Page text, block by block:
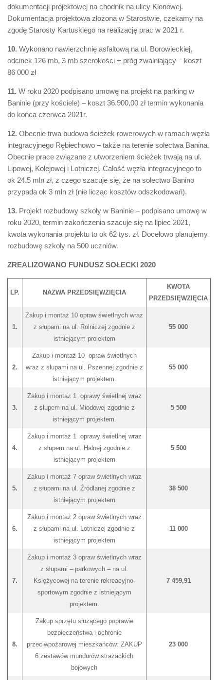
dokumentacji projektowej na chodnik na ulicy Klonowej.
Dokumentacja projektowa złożona w Starostwie, czekamy na
zgodę Starosty Kartuskiego na realizację prac w 2021 r.
10. Wykonano nawierzchnię asfaltową na ul. Borowieckiej,
odcinek 126 mb, 3 mb szerokości + próg zwalniający – koszt
86 000 zł
11. W roku 2020 podpisano umowę na projekt na parking w
Baninie (przy kościele) – koszt 36.900,00 zł termin wykonania
do końca czerwca 2021r.
12. Obecnie trwa budowa ścieżek rowerowych w ramach węzła
integracyjnego Rębiechowo – także na terenie sołectwa Banina.
Obecnie prace związane z utworzeniem ścieżek trwają na ul.
Lipowej, Kolejowej i Lotniczej. Całość węzła integracyjnego to
ok 24.5 mln zł, z czego szacuje się, że na sołectwo Banino
przypada ok 3 mln zł (nie licząc kosztów odszkodowań).
13. Projekt rozbudowy szkoły w Baninie – podpisano umowę w
roku 2020, termin zakończenia szacuje się na lipiec 2021,
kwota wykonania projektu to ok 62 tys. zł. Docelowo planujemy
rozbudowę szkoły na 500 uczniów.
ZREALIZOWANO FUNDUSZ SOŁECKI 2020
LP. NAZWA PRZEDSIĘWZIĘCIA
KWOTA
PRZEDSIĘWZIĘCIA
1.
Zakup i montaż 10 opraw świetlnych wraz
z słupami na ul. Rolniczej zgodnie z
istniejącym projektem
55 000
2.
Zakup i montaż 10 opraw świetlnych
wraz z słupami na ul. Pszennej zgodnie z
istniejącym projektem.
55 000
3.
Zakup i montaż 1 oprawy świetlnej wraz
z słupem na ul. Miodowej zgodnie z
istniejącym projektem.
5 500
4.
Zakup i montaż 1 oprawy świetlnej wraz
z słupem na ul. Halnej zgodnie z
istniejącym projektem
5 500
5.
Zakup i montaż 7 opraw świetlnych wraz
z słupami na ul. Źródlanej zgodnie z
istniejącym projektem
38 500
6.
Zakup i montaż 2 opraw świetlnych wraz
z słupami na ul. Lotniczej zgodnie z
istniejącym projektem
11 000
7.
Zakup i montaż 3 opraw świetlnych wraz
z słupami – parkowych – na ul.
Księżycowej na terenie rekreacyjno-
sportowym zgodnie z istniejącym
projektem.
7 459,91
8.
Zakup sprzętu służącego poprawie
bezpieczeństwa i ochronie
przeciwpożarowej mieszkańców: ZAKUP
6 zestawów mundurów strażackich
bojowych
23 000